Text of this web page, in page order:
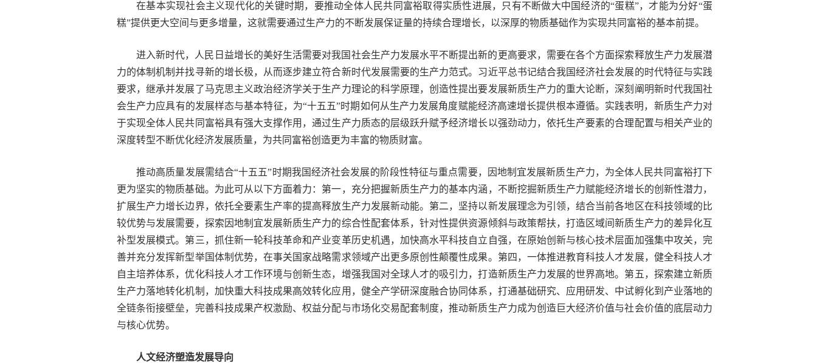
在基本实现社会主义现代化的关键时期，要推动全体人民共同富裕取得实质性进展，只有不断做大中国经济的“蛋糕”，才能为分好“蛋
糕”提供更大空间与更多增量，这就需要通过生产力的不断发展保证量的持续合理增长，以深厚的物质基础作为实现共同富裕的基本前提。
进入新时代，人民日益增长的美好生活需要对我国社会生产力发展水平不断提出新的更高要求，需要在各个方面探索释放生产力发展潜
力的体制机制并找寻新的增长极，从而逐步建立符合新时代发展需要的生产力范式。习近平总书记结合我国经济社会发展的时代特征与实践
要求，继承并发展了马克思主义政治经济学关于生产力理论的科学原理，创造性提出要发展新质生产力的重大论断，深刻阐明新时代我国社
会生产力应具有的发展样态与基本特征，为“十五五”时期如何从生产力发展角度赋能经济高速增长提供根本遵循。实践表明，新质生产力对
于实现全体人民共同富裕具有强大支撑作用，通过生产力质态的层级跃升赋予经济增长以强劲动力，依托生产要素的合理配置与相关产业的
深度转型不断优化经济发展质量，为共同富裕创造更为丰富的物质财富。
推动高质量发展需结合“十五五”时期我国经济社会发展的阶段性特征与重点需要，因地制宜发展新质生产力，为全体人民共同富裕打下
更为坚实的物质基础。为此可从以下方面着力：第一，充分把握新质生产力的基本内涵，不断挖掘新质生产力赋能经济增长的创新性潜力，
扩展生产力增长边界，依托全要素生产率的提高释放生产力发展新动能。第二，坚持以新发展理念为引领，结合当前各地区在科技领域的比
较优势与发展需要，探索因地制宜发展新质生产力的综合性配套体系，针对性提供资源倾斜与政策帮扶，打造区域间新质生产力的差异化互
补型发展模式。第三，抓住新一轮科技革命和产业变革历史机遇，加快高水平科技自立自强，在原始创新与核心技术层面加强集中攻关，完
善并充分发挥新型举国体制优势，在事关国家战略需求领域产出更多原创性颠覆性成果。第四，一体推进教育科技人才发展，健全科技人才
自主培养体系，优化科技人才工作环境与创新生态，增强我国对全球人才的吸引力，打造新质生产力发展的世界高地。第五，探索建立新质
生产力落地转化机制，加快重大科技成果高效转化应用，健全产学研深度融合协同体系，打通基础研究、应用研发、中试孵化到产业落地的
全链条衔接壁垒，完善科技成果产权激励、权益分配与市场化交易配套制度，推动新质生产力成为创造巨大经济价值与社会价值的底层动力
与核心优势。
人文经济塑造发展导向